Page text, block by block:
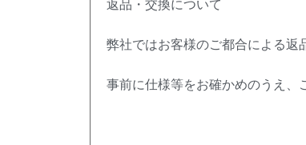
返品・交換について
弊社ではお客様のご都合による返
事前に仕様等をお確かめのうえ、